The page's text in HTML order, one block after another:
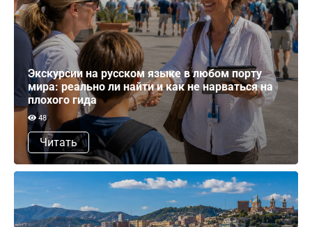
Экскурсии на русском языке в любом порту
мира: реально ли найти и как не нарваться на
плохого гида
48
Читать